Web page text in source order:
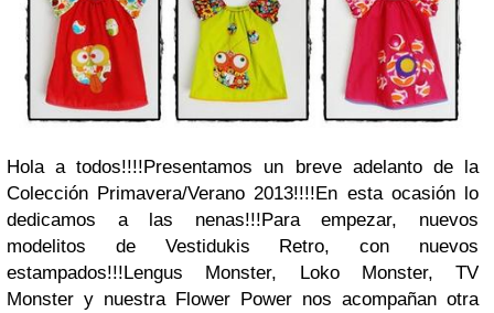
Hola a todos!!!!Presentamos un breve adelanto de la
Colección Primavera/Verano 2013!!!!En esta ocasión lo
dedicamos a las nenas!!!Para empezar, nuevos
modelitos de Vestidukis Retro, con nuevos
estampados!!!Lengus Monster, Loko Monster, TV
Monster y nuestra Flower Power nos acompañan otra